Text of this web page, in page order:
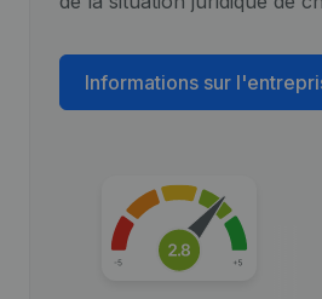
Informations sur